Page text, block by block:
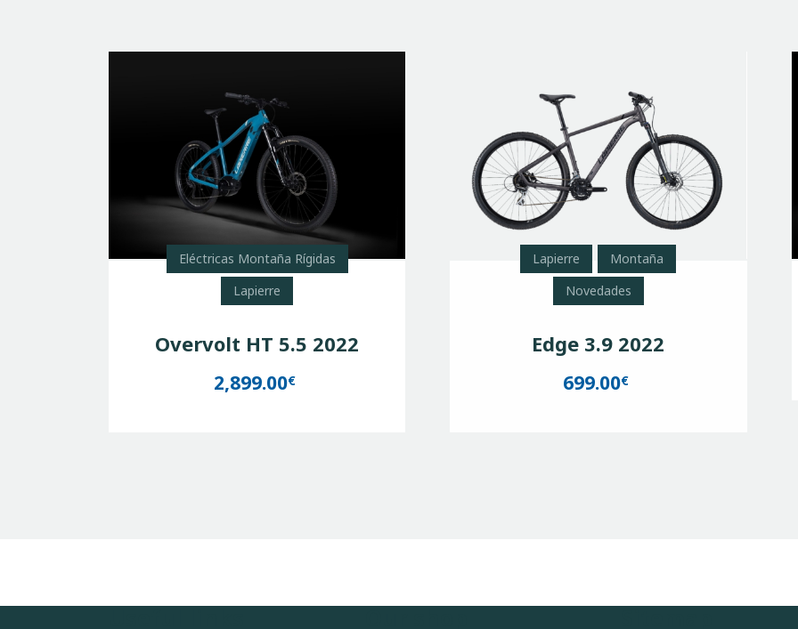
Eléctricas Montaña Rígidas
Lapierre
Overvolt HT 5.5 2022
2,899.00€
Lapierre
Montaña
Novedades
Edge 3.9 2022
699.00€